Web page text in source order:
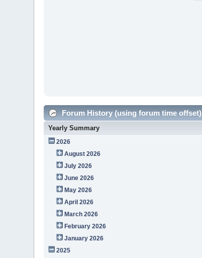
Forum History (using forum time offset)
Yearly Summary
2026
August 2026
July 2026
June 2026
May 2026
April 2026
March 2026
February 2026
January 2026
2025